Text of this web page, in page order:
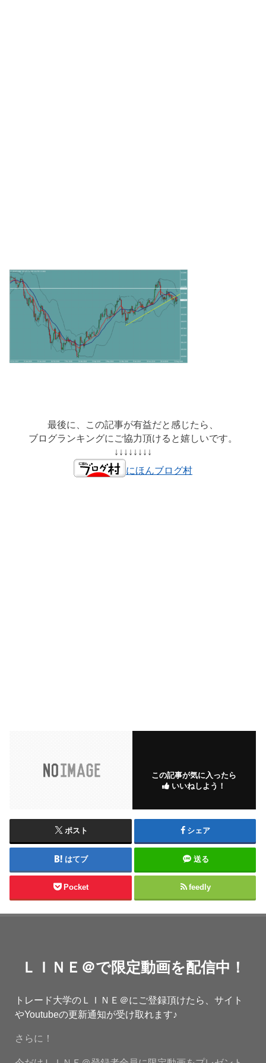
最後に、この記事が有益だと感じたら、
ブログランキングにご協力頂けると嬉しいです。
↓↓↓↓↓↓↓↓
にほんブログ村
この記事が気に入ったら
いいねしよう！
ポスト シェア
はてブ 送る
Pocket feedly
ＬＩＮＥ＠で限定動画を配信中！
トレード大学のＬＩＮＥ＠にご登録頂けたら、サイト
やYoutubeの更新通知が受け取れます♪
さらに！